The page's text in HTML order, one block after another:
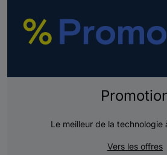
Le meilleur de la technologie
Vers les offres